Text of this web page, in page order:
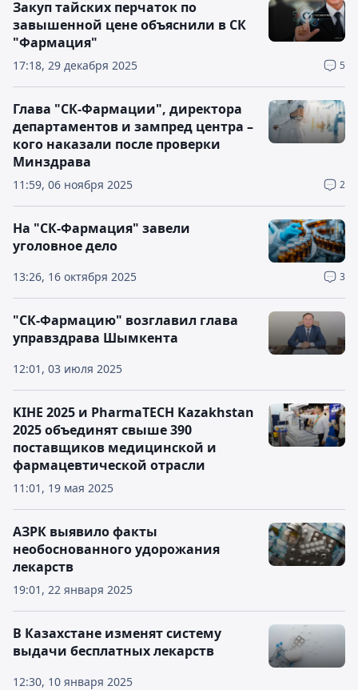
17:18, 29 декабря 2025 5
Закуп тайских перчаток по
завышенной цене объяснили в СК
"Фармация"
11:59, 06 ноября 2025 2
Глава "СК-Фармации", директора
департаментов и зампред центра –
кого наказали после проверки
Минздрава
13:26, 16 октября 2025 3
На "СК-Фармация" завели
уголовное дело
12:01, 03 июля 2025
"СК-Фармацию" возглавил глава
управздрава Шымкента
11:01, 19 мая 2025
KIHE 2025 и PharmaTECH Kazakhstan
2025 объединят свыше 390
поставщиков медицинской и
фармацевтической отрасли
19:01, 22 января 2025
АЗРК выявило факты
необоснованного удорожания
лекарств
12:30, 10 января 2025
В Казахстане изменят систему
выдачи бесплатных лекарств